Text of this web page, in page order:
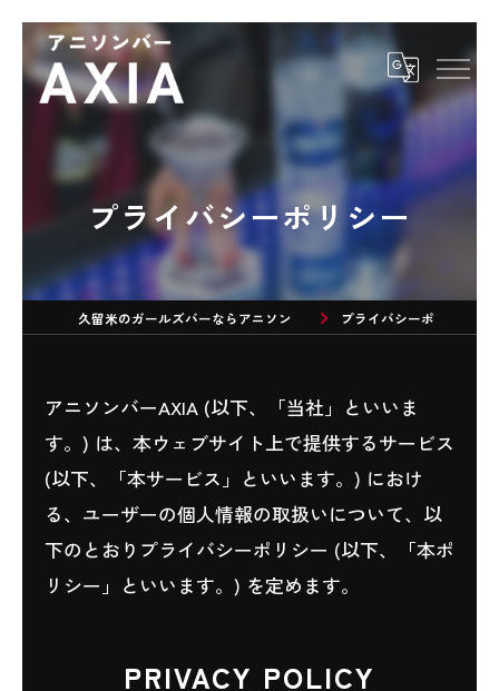
プライバシーポリシー
プライバシーポリシー
アニソンバーAXIA (以下、「当社」といいま
す。) は、本ウェブサイト上で提供するサービス
(以下、「本サービス」といいます。) におけ
る、ユーザーの個人情報の取扱いについて、以
下のとおりプライバシーポリシー (以下、「本ポ
リシー」といいます。) を定めます。
PRIVACY POLICY